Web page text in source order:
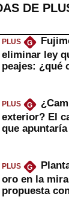
DE
PLUS G
eliminar ley
peajes: ¿qué
PLUS G
exterior? El
que
PLUS G
oro en la
propuesta